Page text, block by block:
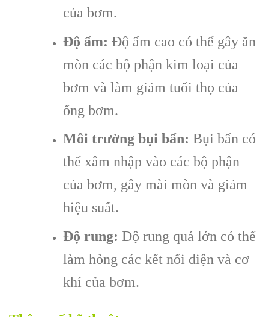
của bơm.
Độ ẩm: Độ ẩm cao có thể gây ăn
mòn các bộ phận kim loại của
bơm và làm giảm tuổi thọ của
ống bơm.
Môi trường bụi bẩn: Bụi bẩn có
thể xâm nhập vào các bộ phận
của bơm, gây mài mòn và giảm
hiệu suất.
Độ rung: Độ rung quá lớn có thể
làm hỏng các kết nối điện và cơ
khí của bơm.